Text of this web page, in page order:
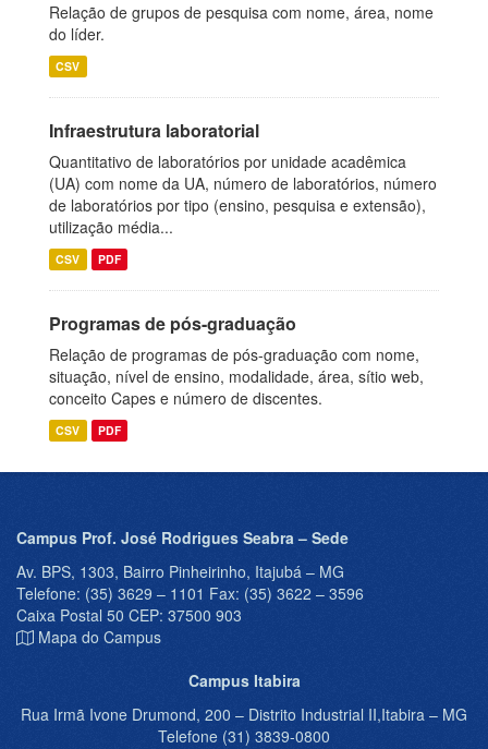
Relação de grupos de pesquisa com nome, área, nome
do líder.
CSV
Infraestrutura laboratorial
Quantitativo de laboratórios por unidade acadêmica
(UA) com nome da UA, número de laboratórios, número
de laboratórios por tipo (ensino, pesquisa e extensão),
utilização média...
CSV PDF
Programas de pós-graduação
Relação de programas de pós-graduação com nome,
situação, nível de ensino, modalidade, área, sítio web,
conceito Capes e número de discentes.
CSV PDF
Campus Prof. José Rodrigues Seabra – Sede
Av. BPS, 1303, Bairro Pinheirinho, Itajubá – MG
Telefone: (35) 3629 – 1101 Fax: (35) 3622 – 3596
Caixa Postal 50 CEP: 37500 903
Mapa do Campus
Campus Itabira
Rua Irmã Ivone Drumond, 200 – Distrito Industrial II,Itabira – MG
Telefone (31) 3839-0800